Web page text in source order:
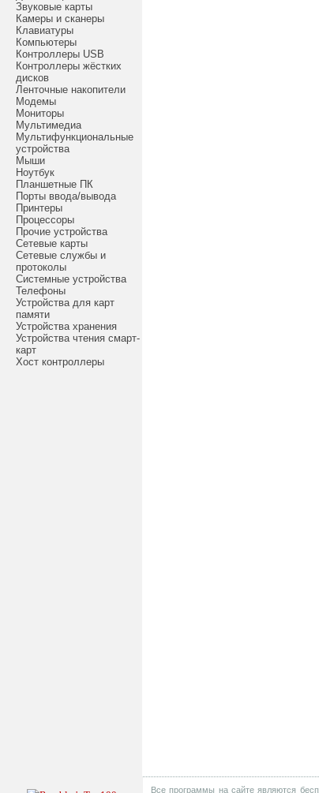
Звуковые карты
Камеры и сканеры
Клавиатуры
Компьютеры
Контроллеры USB
Контроллеры жёстких
дисков
Ленточные накопители
Модемы
Мониторы
Мультимедиа
Мультифункциональные
устройства
Мыши
Ноутбук
Планшетные ПК
Порты ввода/вывода
Принтеры
Процессоры
Прочие устройства
Сетевые карты
Сетевые службы и
протоколы
Системные устройства
Телефоны
Устройства для карт
памяти
Устройства хранения
Устройства чтения смарт-
карт
Хост контроллеры
Все программы на сайте являются